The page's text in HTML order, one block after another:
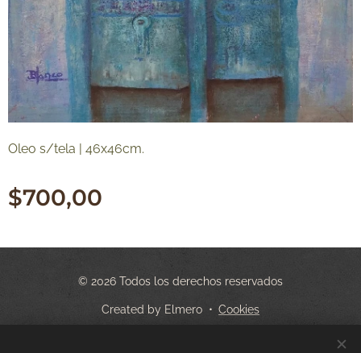
Oleo s/tela | 46x46cm.
$700,00
© 2026 Todos los derechos reservados
Created by Elmero Cookies